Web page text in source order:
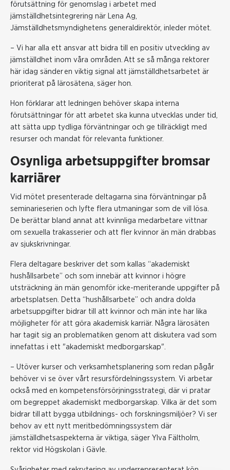
förutsättning för genomslag i arbetet med
jämställdhetsintegrering när Lena Ag,
Jämställdhetsmyndighetens generaldirektör, inleder mötet.
– Vi har alla ett ansvar att bidra till en positiv utveckling av
jämställdhet inom våra områden. Att se så många rektorer
här idag sänder en viktig signal att jämställdhetsarbetet är
prioriterat på lärosätena, säger hon.
Hon förklarar att ledningen behöver skapa interna
förutsättningar för att arbetet ska kunna utvecklas under tid,
att sätta upp tydliga förväntningar och ge tillräckligt med
resurser och mandat för relevanta funktioner.
Osynliga arbetsuppgifter bromsar
karriärer
Vid mötet presenterade deltagarna sina förväntningar på
seminarieserien och lyfte flera utmaningar som de vill lösa.
De berättar bland annat att kvinnliga medarbetare vittnar
om sexuella trakasserier och att fler kvinnor än män drabbas
av sjukskrivningar.
Flera deltagare beskriver det som kallas “akademiskt
hushållsarbete” och som innebär att kvinnor i högre
utsträckning än män genomför icke-meriterande uppgifter på
arbetsplatsen. Detta “hushållsarbete” och andra dolda
arbetsuppgifter bidrar till att kvinnor och män inte har lika
möjligheter för att göra akademisk karriär. Några lärosäten
har tagit sig an problematiken genom att diskutera vad som
innefattas i ett "akademiskt medborgarskap".
– Utöver kurser och verksamhetsplanering som redan pågår
behöver vi se över vårt resursfördelningssystem. Vi arbetar
också med en kompetensförsörjningsstrategi, där vi pratar
om begreppet akademiskt medborgarskap. Vilka är det som
bidrar till att bygga utbildnings- och forskningsmiljöer? Vi ser
behov av ett nytt meritbedömningssystem där
jämställdhetsaspekterna är viktiga, säger Ylva Fältholm,
rektor vid Högskolan i Gävle.